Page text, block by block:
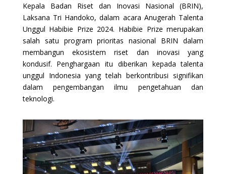
Kepala Badan Riset dan Inovasi Nasional (BRIN),
Laksana Tri Handoko, dalam acara Anugerah Talenta
Unggul Habibie Prize 2024. Habibie Prize merupakan
salah satu program prioritas nasional BRIN dalam
membangun ekosistem riset dan inovasi yang
kondusif. Penghargaan itu diberikan kepada talenta
unggul Indonesia yang telah berkontribusi signifikan
dalam pengembangan ilmu pengetahuan dan
teknologi.